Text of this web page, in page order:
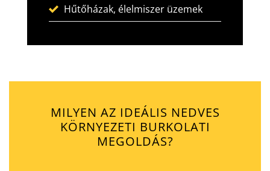
Hűtőházak, élelmiszer üzemek
MILYEN AZ IDEÁLIS NEDVES
KÖRNYEZETI BURKOLATI
MEGOLDÁS?